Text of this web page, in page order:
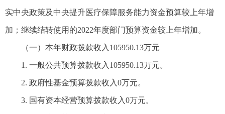
实中央政策及中央提升医疗保障服务能力资金预算较上年增
加；继续结转使用的2022年度部门预算资金较上年增加。
（一）本年财政拨款收入105950.13万元
1. 一般公共预算拨款收入105950.13万元。
2. 政府性基金预算拨款收入0万元。
3. 国有资本经营预算拨款收入0万元。